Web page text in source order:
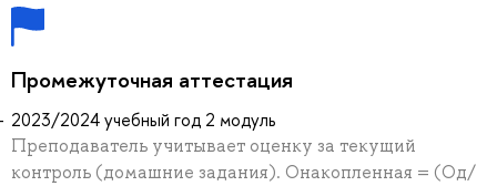
Промежуточная аттестация
2023/2024 учебный год 2 модуль
Преподаватель учитывает оценку за текущий
контроль (домашние задания). Онакопленная = (Од/